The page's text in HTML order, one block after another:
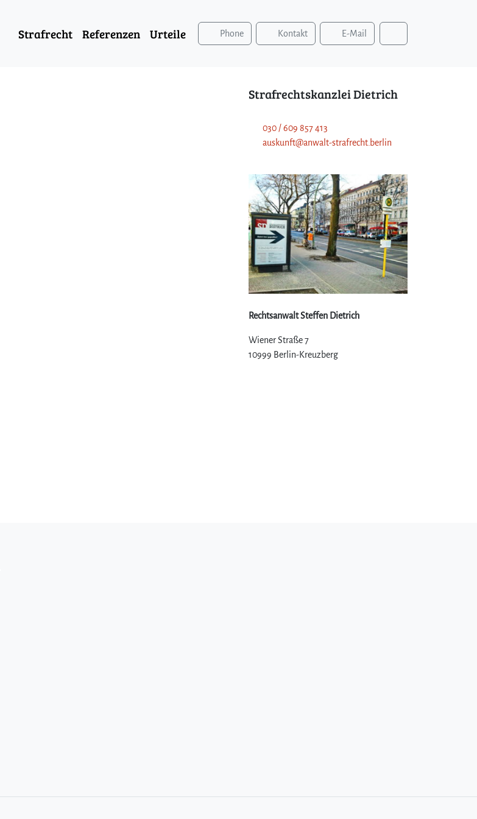
Strafrecht Referenzen Urteile Phone Kontakt E-Mail
u
n
Strafrechtskanzlei Dietrich
030 / 609 857 413
auskunft@anwalt-strafrecht.berlin
Rechtsanwalt Steffen Dietrich
Wiener Straße 7
10999 Berlin-Kreuzberg